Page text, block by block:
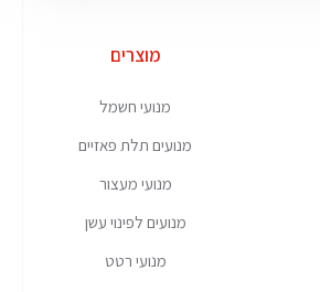
מוצרים
מנועי חשמל
מנועים תלת פאזיים
מנועי מעצור
מנועים לפינוי עשן
מנועי רטט